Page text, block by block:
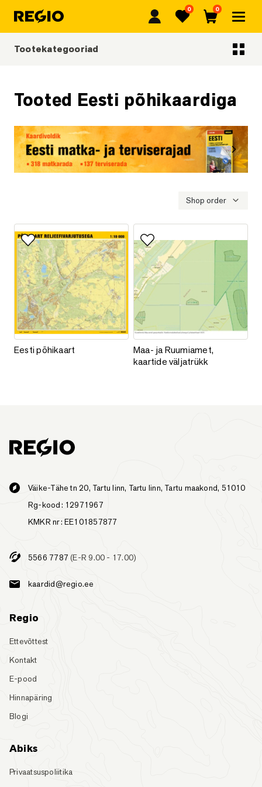
Regio Lemmikud
0
Ostukorv
0
Tooted Eesti põhikaardiga
Shop order
Lisa lemmikutesse
Eesti põhikaart
Eesti põhikaart
Lisa lemmikutesse
Maa- ja Ruumiamet, kaartide
Maa- ja Ruumiamet,
kaartide väljatrükk
Tootekategooriad
Väike-Tähe tn 20, Tartu linn, Tartu linn, Tartu maakond, 51010
Rg-kood: 12971967
KMKR nr: EE101857877
5566 7787 (E-R 9.00 - 17.00)
kaardid@regio.ee
Regio
Ettevõttest
Kontakt
E-pood
Hinnapäring
Blogi
Abiks
Privaatsuspoliitika